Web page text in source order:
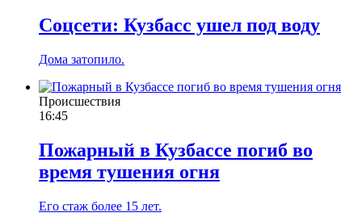
Соцсети: Кузбасс ушел под воду
Дома затопило.
Происшествия
16:45
Пожарный в Кузбассе погиб во
время тушения огня
Его стаж более 15 лет.